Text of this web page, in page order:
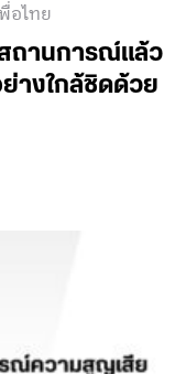
อไทย
ถานการณ์แล้ว
างใกล้ชิดด้วย